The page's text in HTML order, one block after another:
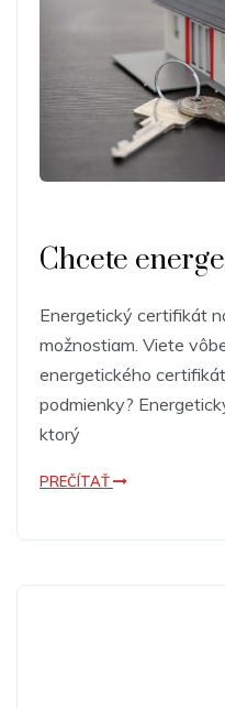
Chcete
Energetický certifikát
možnostiam. Viete
energetického
podmienky?
ktorý
PREČÍTAŤ